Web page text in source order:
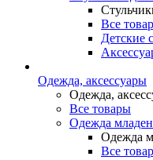
Все
Детские
Одежда, аксессуары
Одежда,
Все товары
Одежда
Одежда
Все